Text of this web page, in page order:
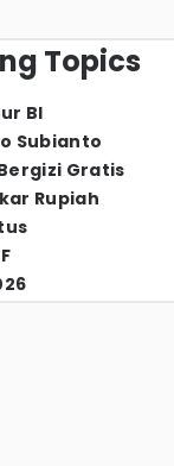
Topics
BI
Subianto
Gratis
Rupiah